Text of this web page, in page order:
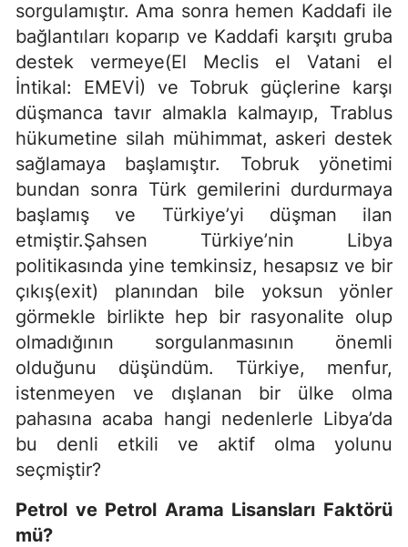
sorgulamıştır. Ama sonra hemen Kaddafi ile
bağlantıları koparıp ve Kaddafi karşıtı gruba
destek vermeye(El Meclis el Vatani el
İntikal: EMEVİ) ve Tobruk güçlerine karşı
düşmanca tavır almakla kalmayıp, Trablus
hükumetine silah mühimmat, askeri destek
sağlamaya başlamıştır. Tobruk yönetimi
bundan sonra Türk gemilerini durdurmaya
başlamış ve Türkiye’yi düşman ilan
etmiştir.Şahsen Türkiye’nin Libya
politikasında yine temkinsiz, hesapsız ve bir
çıkış(exit) planından bile yoksun yönler
görmekle birlikte hep bir rasyonalite olup
olmadığının sorgulanmasının önemli
olduğunu düşündüm. Türkiye, menfur,
istenmeyen ve dışlanan bir ülke olma
pahasına acaba hangi nedenlerle Libya’da
bu denli etkili ve aktif olma yolunu
seçmiştir?
Petrol ve Petrol Arama Lisansları Faktörü
mü?